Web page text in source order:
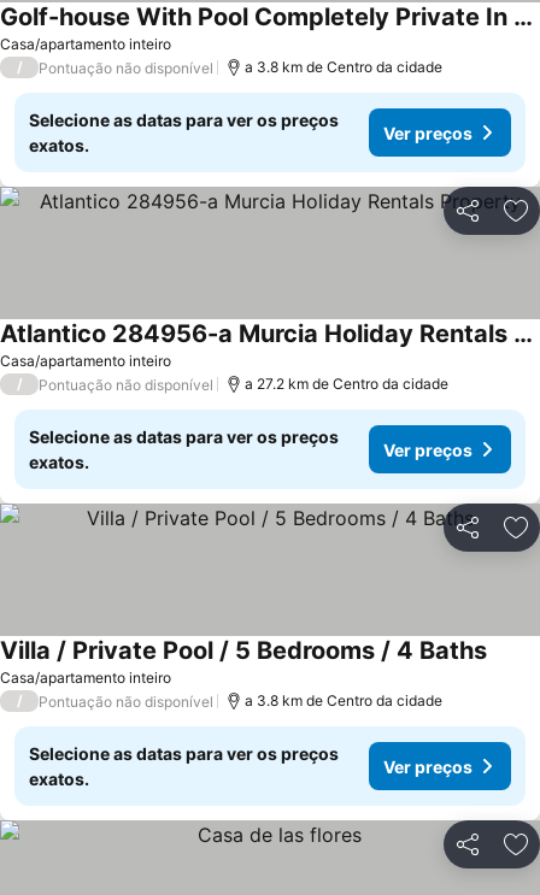
Casa/apartamento inteiro
Golf-house With Pool Completely Private In The Land Of The Sun
Ver preços
/ Pontuação não disponível a 3.8 km de Centro da cidade
Selecione as datas para ver os preços
exatos.
Ver preços
Partilhar
Casa/apartamento inteiro
Atlantico 284956-a Murcia Holiday Rentals Property
Ver preços
/ Pontuação não disponível a 27.2 km de Centro da cidade
Selecione as datas para ver os preços
exatos.
Ver preços
Partilhar
Casa/apartamento inteiro
Villa / Private Pool / 5 Bedrooms / 4 BathsVer
/ Pontuação não disponível a 3.8 km de Centro da cidade
Selecione as datas para ver os preços
exatos.
Ver preços
Partilhar